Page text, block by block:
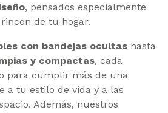
, pensados especialmente
de tu hogar.
con bandejas ocultas hasta
y compactas, cada
para cumplir más de una
a tu estilo de vida y a las
Además, nuestros